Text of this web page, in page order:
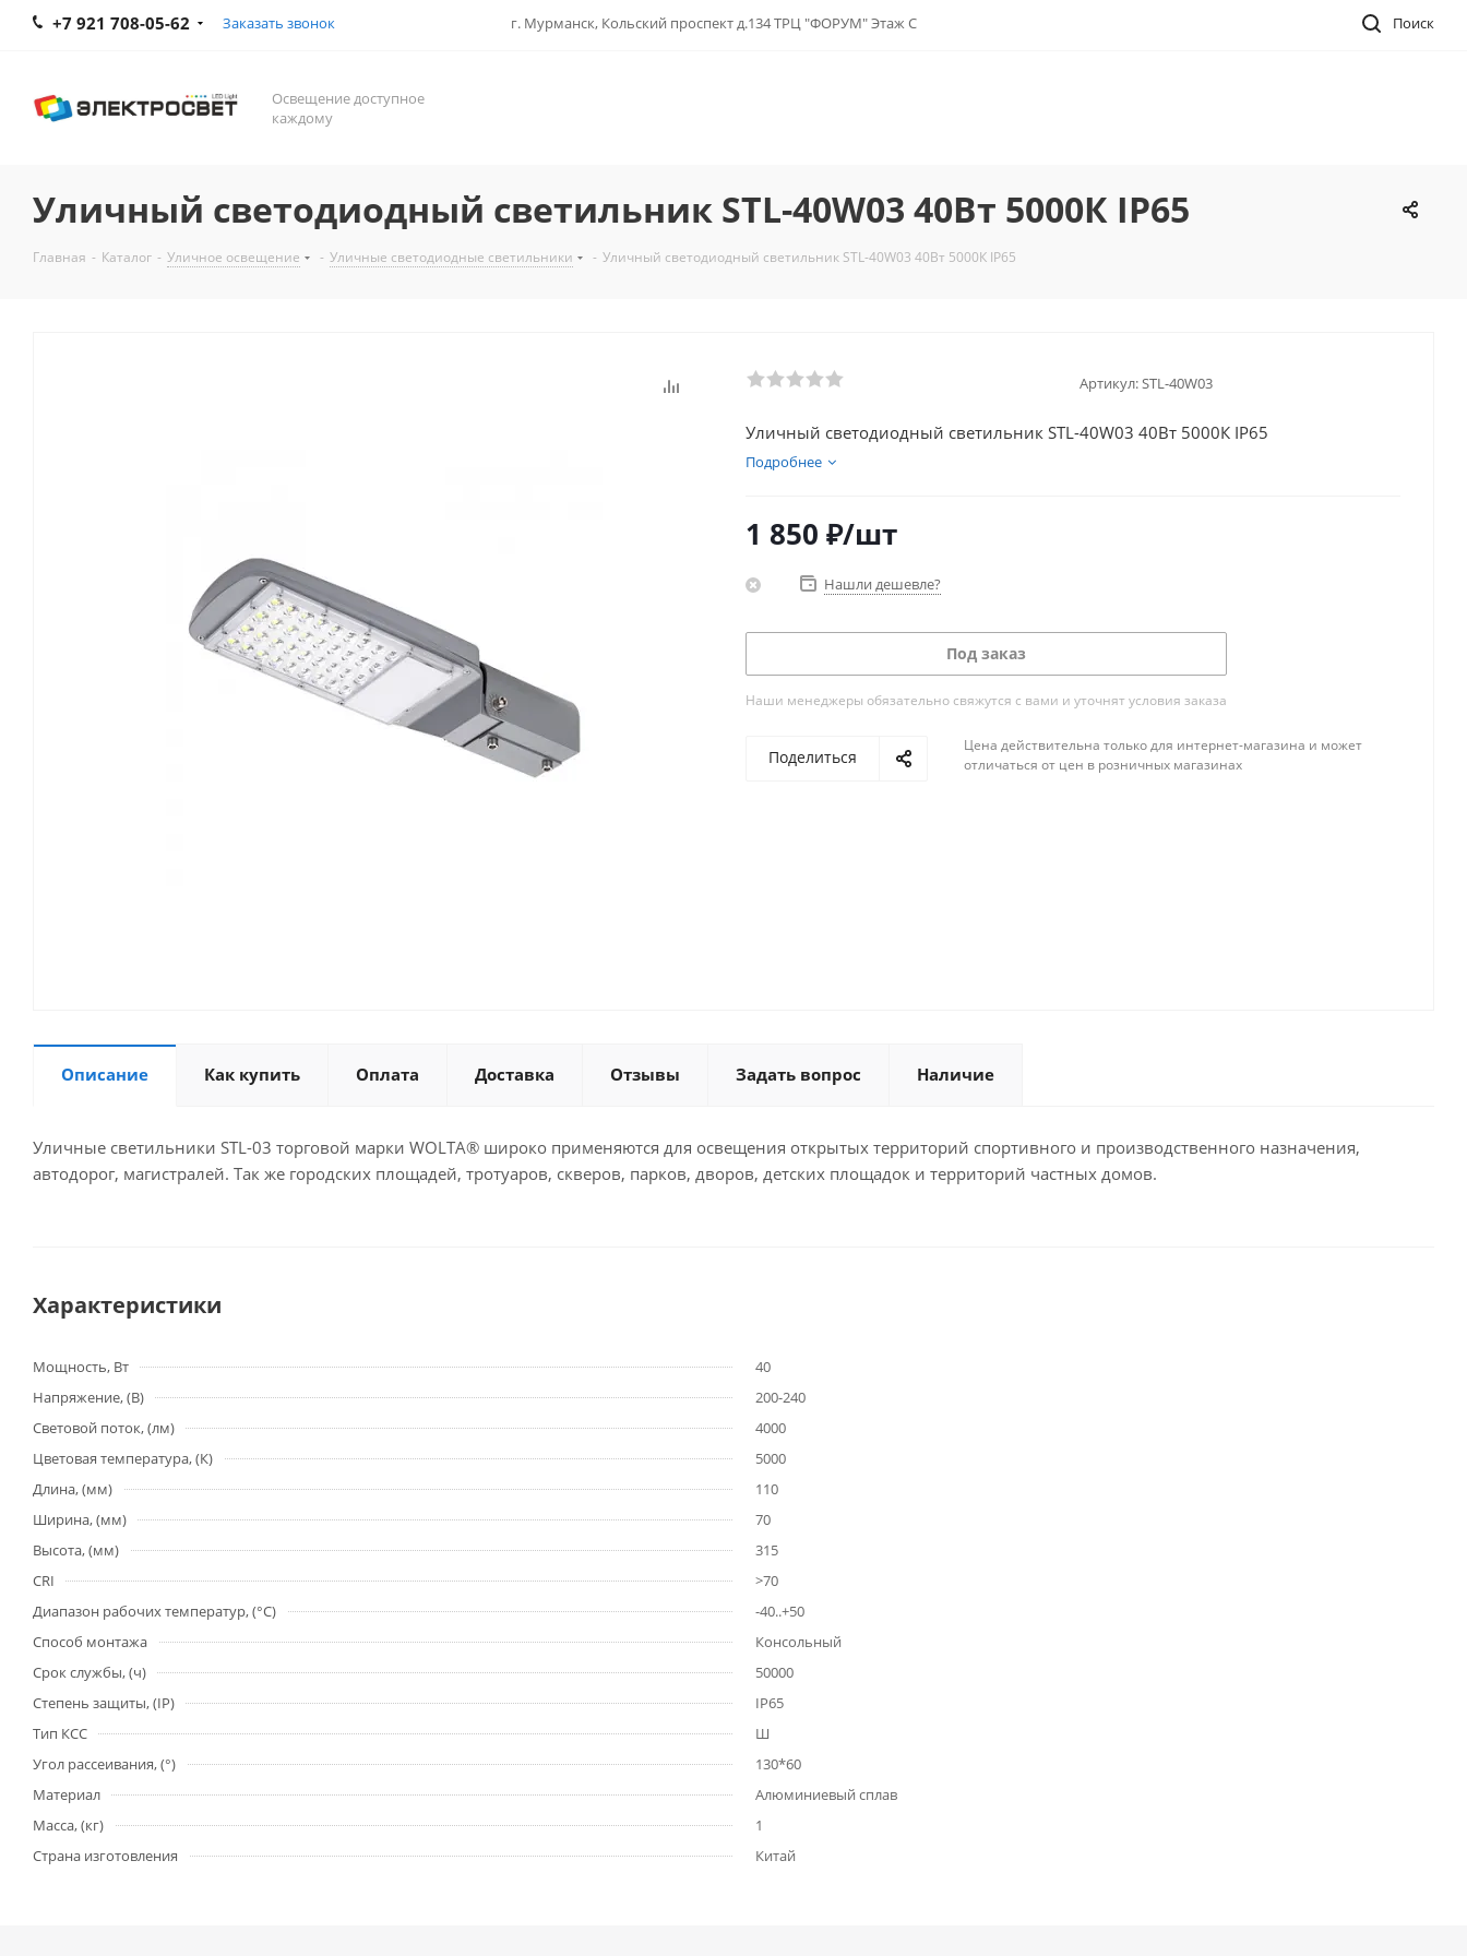
+7 921 708-05-62 Заказать звонок г. Мурманск, Кольский проспект д.134 ТРЦ "ФОРУМ" Этаж С Поиск
Освещение доступное
каждому
Уличный светодиодный светильник STL-40W03 40Вт 5000К IP65
Главная - Каталог - Уличное освещение - Уличные светодиодные светильники - Уличный светодиодный светильник STL-40W03 40Вт 5000К IP65
Артикул: STL-40W03
Уличный светодиодный светильник STL-40W03 40Вт 5000К IP65
Подробнее
1 850 ₽/шт
Нашли дешевле?
Под заказ
Наши менеджеры обязательно свяжутся с вами и уточнят условия заказа
Поделиться
Цена действительна только для интернет-магазина и может
отличаться от цен в розничных магазинах
Описание Как купить Оплата Доставка Отзывы Задать вопрос Наличие
Уличные светильники STL-03 торговой марки WOLTA® широко применяются для освещения открытых территорий спортивного и производственного назначения,
автодорог, магистралей. Так же городских площадей, тротуаров, скверов, парков, дворов, детских площадок и территорий частных домов.
Характеристики
Мощность, Вт
40
Напряжение, (В)
200-240
Световой поток, (лм)
4000
Цветовая температура, (К)
5000
Длина, (мм)
110
Ширина, (мм)
70
Высота, (мм)
315
CRI
>70
Диапазон рабочих температур, (°С)
-40..+50
Способ монтажа
Консольный
Срок службы, (ч)
50000
Степень защиты, (IP)
IP65
Тип КСС
Ш
Угол рассеивания, (°)
130*60
Материал
Алюминиевый сплав
Масса, (кг)
1
Страна изготовления
Китай